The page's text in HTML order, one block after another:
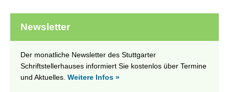
Newsletter
Der monatliche Newsletter des Stuttgarter
Schriftstellerhauses informiert Sie kostenlos über Termine
und Aktuelles. Weitere Infos »